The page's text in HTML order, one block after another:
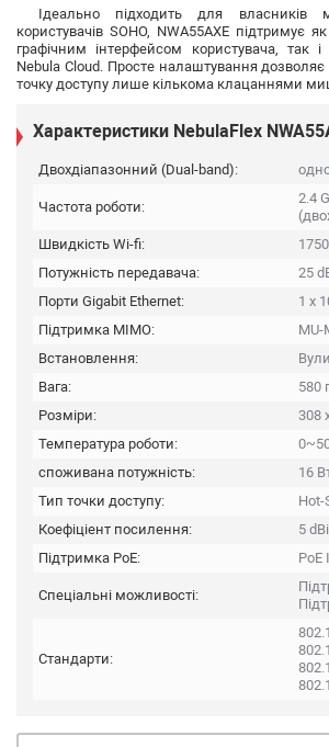
Ідеально підходить для власників
користувачів SOHO, NWA55AXE підтримує
графічним інтерфейсом користувача, так
Nebula Cloud. Просте налаштування
точку доступу лише кількома клацаннями
Характеристики NebulaFlex
Двохдіапазонний (Dual-band):
Частота роботи:
2.4
Швидкість Wi-fi:
Потужність передавача:
25
Порти Gigabit Ethernet:
1 x
Підтримка MIMO:
MU-
Встановлення:
Вага:
580 г
Розміри:
308
Температура роботи:
споживана потужність:
16
Тип точки доступу:
Hot-
Коефіціент посилення:
5 dBi
Підтримка PoE:
PoE
Спеціальні можливості:
Стандарти: